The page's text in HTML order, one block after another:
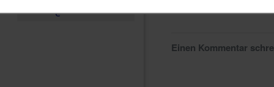
e
Einen Kommentar